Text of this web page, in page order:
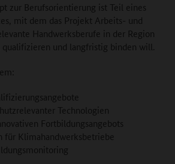
zur Berufsorientierung ist Teil eines
mit dem das Projekt Arbeits- und
Handwerksberufe in der Region
und langfristig binden will.
Technologien
Fortbildungsangebots
für Klimahandwerksbetriebe